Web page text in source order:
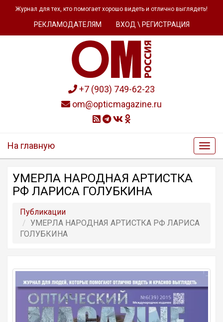
Журнал для тех, кто помогает хорошо видеть и отлично выглядеть!
РЕКЛАМОДАТЕЛЯМ ВХОД \ РЕГИСТРАЦИЯ
+7 (903) 749-62-23
om@opticmagazine.ru
На главную
УМЕРЛА НАРОДНАЯ АРТИСТКА
РФ ЛАРИСА ГОЛУБКИНА
Публикации
УМЕРЛА НАРОДНАЯ АРТИСТКА РФ ЛАРИСА
ГОЛУБКИНА